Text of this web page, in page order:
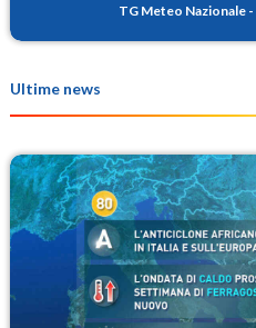
TG Meteo Nazionale -
Ultime news